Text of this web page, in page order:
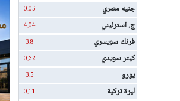
جنيه مصري 0.05
ج. استرليني 4.04
فرنك سويسري 3.8
كيتر سويدي 0.32
يورو 3.5
ليرة تركية 0.11